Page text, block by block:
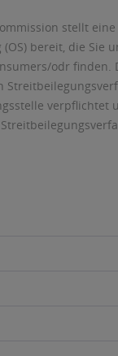
stellt
bereit, die Sie
odr finden.
verpflichtet